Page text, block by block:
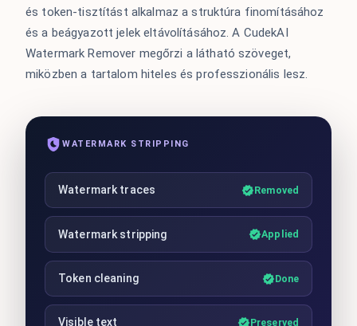
és token-tisztítást alkalmaz a struktúra finomításához
és a beágyazott jelek eltávolításához. A CudekAI
Watermark Remover megőrzi a látható szöveget,
miközben a tartalom hiteles és professzionális lesz.
WATERMARK STRIPPING
Watermark traces Removed
Watermark stripping Applied
Token cleaning Done
Visible text Preserved